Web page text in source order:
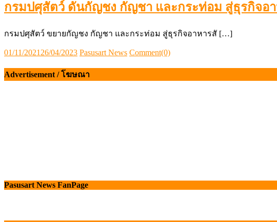
กรมปศุสัตว์ ดันกัญชง กัญชา และกระท่อม สู่ธุรกิจอ
กรมปศุสัตว์ ขยายกัญชง กัญชา และกระท่อม สู่ธุรกิจอาหารสั […]
Posted
01/11/2021 26/04/2023 Author
Pasusart News Comment(0)
Advertisement / โฆษณา
Pasusart News FanPage